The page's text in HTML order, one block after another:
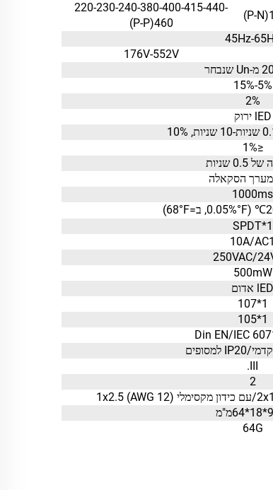
220-230-240-380-400-415-440-
460(P-P)
45Hz-
176V-552V
5%-15%
2%
lED ירוק
≤1%
שניות
1000ms
1*SPDT
10A/AC1
250VAC/
500mW
lED אדום
1*107
1*105
III.
2
64G